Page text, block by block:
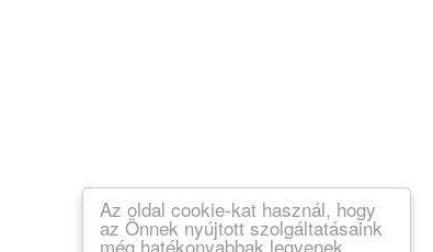
Az oldal cookie-kat használ, hogy
az Önnek nyújtott szolgáltatásaink
még hatékonyabbak legyenek.